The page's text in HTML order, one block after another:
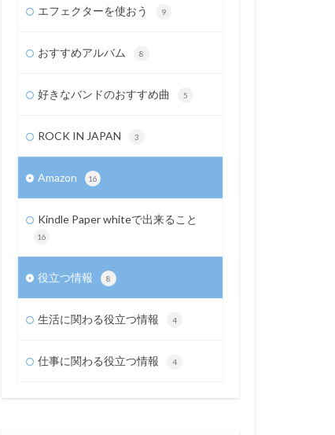
エフェクターを使おう 9
おすすめアルバム 8
好きなバンドのおすすめ曲 5
ROCK IN JAPAN 3
Amazon 16
Kindle Paper whiteで出来ること
16
役立つ情報 8
生活に関わる役立つ情報 4
仕事に関わる役立つ情報 4